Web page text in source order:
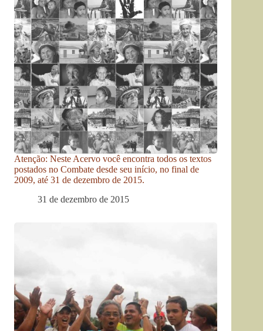
Atenção: Neste Acervo você encontra todos os textos
postados no Combate desde seu início, no final de
2009, até 31 de dezembro de 2015.
31 de dezembro de 2015